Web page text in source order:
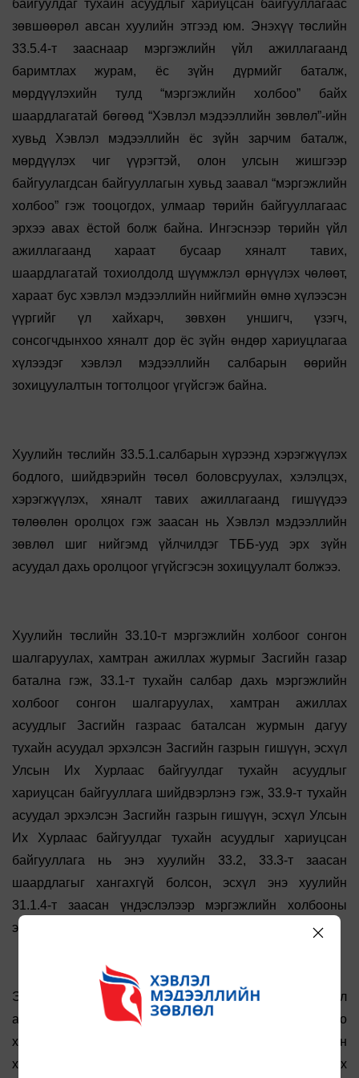
байгуулдаг тухайн асуудлыг хариуцсан байгууллагаас
зөвшөөрөл авсан хуулийн этгээд юм. Энэхүү төслийн
33.5.4-т зааснаар мэргэжлийн үйл ажиллагаанд
баримтлах журам, ёс зүйн дүрмийг баталж,
мөрдүүлэхийн тулд “мэргэжлийн холбоо” байх
шаардлагатай бөгөөд “Хэвлэл мэдээллийн зөвлөл”-ийн
хувьд Хэвлэл мэдээллийн ёс зүйн зарчим баталж,
мөрдүүлэх чиг үүрэгтэй, олон улсын жишгээр
байгуулагдсан байгууллагын хувьд заавал “мэргэжлийн
холбоо” гэж тооцогдох, улмаар төрийн байгууллагаас
эрхээ авах ёстой болж байна. Ингэснээр төрийн үйл
ажиллагаанд хараат бусаар хяналт тавих,
шаардлагатай тохиолдолд шүүмжлэл өрнүүлэх чөлөөт,
хараат бус хэвлэл мэдээллийн нийгмийн өмнө хүлээсэн
үүргийг үл хайхарч, зөвхөн уншигч, үзэгч,
сонсогчдынхоо хяналт дор ёс зүйн өндөр хариуцлагаа
хүлээдэг хэвлэл мэдээллийн салбарын өөрийн
зохицуулалтын тогтолцоог үгүйсгэж байна.
Хуулийн төслийн 33.5.1.салбарын хүрээнд хэрэгжүүлэх
бодлого, шийдвэрийн төсөл боловсруулах, хэлэлцэх,
хэрэгжүүлэх, хяналт тавих ажиллагаанд гишүүдээ
төлөөлөн оролцох гэж заасан нь Хэвлэл мэдээллийн
зөвлөл шиг нийгэмд үйлчилдэг ТББ-ууд эрх зүйн
асуудал дахь оролцоог үгүйсгэсэн зохицуулалт болжээ.
Хуулийн төслийн 33.10-т мэргэжлийн холбоог сонгон
шалгаруулах, хамтран ажиллах журмыг Засгийн газар
батална гэж, 33.1-т тухайн салбар дахь мэргэжлийн
холбоог сонгон шалгаруулах, хамтран ажиллах
асуудлыг Засгийн газраас баталсан журмын дагуу
тухайн асуудал эрхэлсэн Засгийн газрын гишүүн, эсхүл
Улсын Их Хурлаас байгуулдаг тухайн асуудлыг
хариуцсан байгууллага шийдвэрлэнэ гэж, 33.9-т тухайн
асуудал эрхэлсэн Засгийн газрын гишүүн, эсхүл Улсын
Их Хурлаас байгуулдаг тухайн асуудлыг хариуцсан
байгууллага нь энэ хуулийн 33.2, 33.3-т заасан
шаардлагыг хангахгүй болсон, эсхүл энэ хуулийн
31.1.4-т заасан үндэслэлээр мэргэжлийн холбооны
эрхийг хүчингүй болгоно гэж тус тус заасан.
Энэ нь Засгийн газар, төрийн байгууллагын үйл
ажиллагаанд хяналт тавих, тэдгээрт дуу хоолойгоо
хүргэх иргэний нийгмийн байгууллагуудыг “мэргэжлийн
холбоо” нэрийн дор Засгийн газар, сайд, Улсын Их